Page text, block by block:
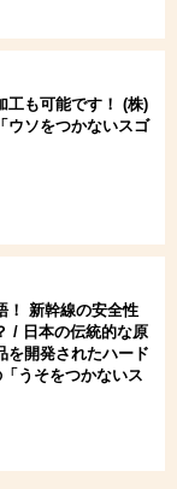
工も可能です！ (株)
ウソをつかないスゴ
！ 新幹線の安全性
/ 日本の伝統的な原
を開発されたハード
うそをつかないス